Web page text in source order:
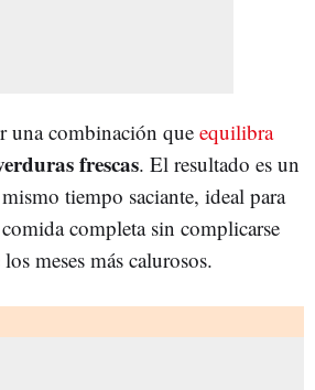
una combinación que equilibra
frescas. El resultado es un
tiempo saciante, ideal para
completa sin complicarse
meses más calurosos.